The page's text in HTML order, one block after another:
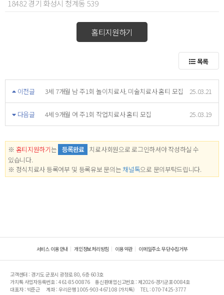
18482 경기 화성시 청계동 539
홈티지원하기
목록
이전글 3세 7개월 남 주1회 놀이치료사, 미술치료사 홈티 모집 25.03.21
다음글 4세 9개월 여 주1회 작업치료사 홈티 모집 25.03.19
※ 홈티지원하기는 등록완료 치료사회원으로 로그인하셔야 작성하실 수
있습니다.
※ 정식치료사 등록여부 및 등록유보 문의는 채널톡으로 문의부탁드립니다.
서비스 이용안내 개인정보처리방침 이용약관 이메일주소 무단수집거부
고객센터 : 경기도 군포시 광정로 80, 6층 603호
가치톡 사업자등록번호 : 461-85-00876
통신판매업신고번호 : 제2026-경기군포-0084호
대표자 : 박준근
계좌 : 우리은행 1005-903-467108 (가치톡)
TEL : 070-7425-3777